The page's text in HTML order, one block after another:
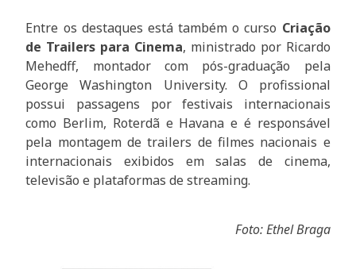
Entre os destaques está também o curso Criação
de Trailers para Cinema, ministrado por Ricardo
Mehedff, montador com pós-graduação pela
George Washington University. O profissional
possui passagens por festivais internacionais
como Berlim, Roterdã e Havana e é responsável
pela montagem de trailers de filmes nacionais e
internacionais exibidos em salas de cinema,
televisão e plataformas de streaming.
Foto: Ethel Braga